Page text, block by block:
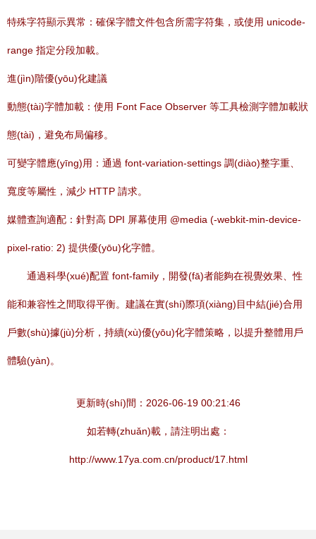
特殊字符顯示異常：確保字體文件包含所需字符集，或使用 unicode-
range 指定分段加載。
進(jìn)階優(yōu)化建議
動態(tài)字體加載：使用 Font Face Observer 等工具檢測字體加載狀
態(tài)，避免布局偏移。
可變字體應(yīng)用：通過 font-variation-settings 調(diào)整字重、
寬度等屬性，減少 HTTP 請求。
媒體查詢適配：針對高 DPI 屏幕使用 @media (-webkit-min-device-
pixel-ratio: 2) 提供優(yōu)化字體。
通過科學(xué)配置 font-family，開發(fā)者能夠在視覺效果、性
能和兼容性之間取得平衡。建議在實(shí)際項(xiàng)目中結(jié)合用
戶數(shù)據(jù)分析，持續(xù)優(yōu)化字體策略，以提升整體用戶
體驗(yàn)。
更新時(shí)間：2026-06-19 00:21:46
如若轉(zhuǎn)載，請注明出處：
http://www.17ya.com.cn/product/17.html